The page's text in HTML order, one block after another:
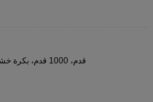
500 قدم، 1000 قدم، بكرة خشبية، كرتون